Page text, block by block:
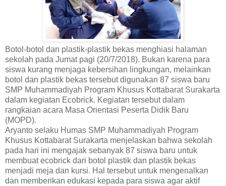
Botol-botol dan plastik-plastik bekas menghiasi halaman
sekolah pada Jumat pagi (20/7/2018). Bukan karena para
siswa kurang menjaga kebersihan lingkungan, melainkan
botol dan plastik bekas tersebut digunakan 87 siswa baru
SMP Muhammadiyah Program Khusus Kottabarat Surakarta
dalam kegiatan Ecobrick. Kegiatan tersebut dalam
rangkaian acara Masa Orientasi Peserta Didik Baru
(MOPD).
Aryanto selaku Humas SMP Muhammadiyah Program
Khusus Kottabarat Surakarta menjelaskan bahwa sekolah
pada hari ini mengajak sebanyak 87 siswa baru untuk
membuat ecobrick dari botol plastik dan plastik bekas
menjadi meja dan kursi. Hal tersebut untuk mengenalkan
dan memberikan edukasi kepada para siswa agar aktif